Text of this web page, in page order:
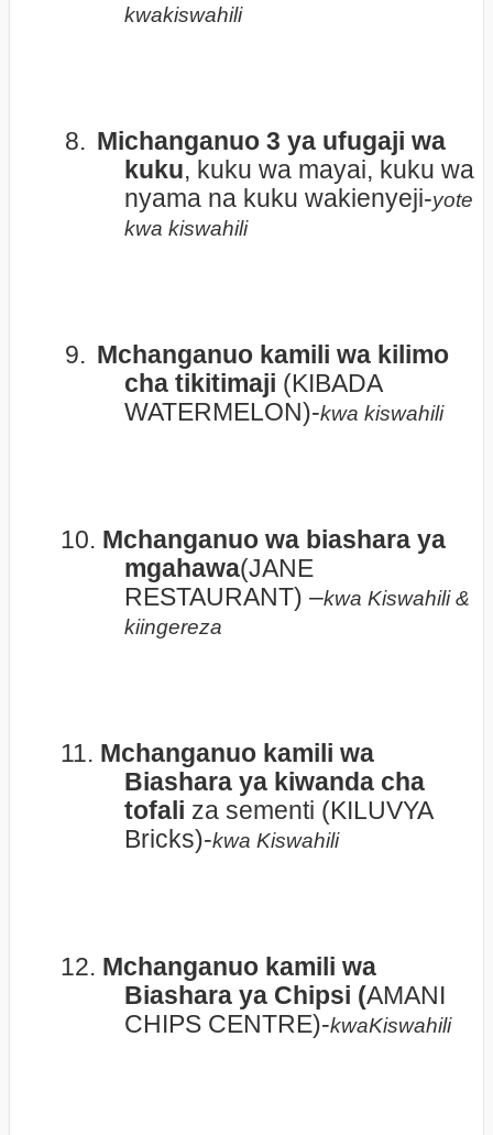
kwakiswahili
8. Michanganuo 3 ya ufugaji wa
kuku, kuku wa mayai, kuku wa
nyama na kuku wakienyeji-yote
kwa kiswahili
9. Mchanganuo kamili wa kilimo
cha tikitimaji (KIBADA
WATERMELON)-kwa kiswahili
10. Mchanganuo wa biashara ya
mgahawa(JANE
RESTAURANT) –kwa Kiswahili &
kiingereza
11. Mchanganuo kamili wa
Biashara ya kiwanda cha
tofali za sementi (KILUVYA
Bricks)-kwa Kiswahili
12. Mchanganuo kamili wa
Biashara ya Chipsi (AMANI
CHIPS CENTRE)-kwaKiswahili